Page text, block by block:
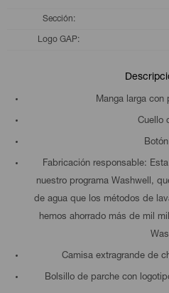
Sección
Logo GAP
Manga larga con
Cuello
Fabricación responsable:
nuestro programa Washwell,
de agua que los métodos de
hemos ahorrado más de mil
Camisa extragrande de
Bolsillo de parche con